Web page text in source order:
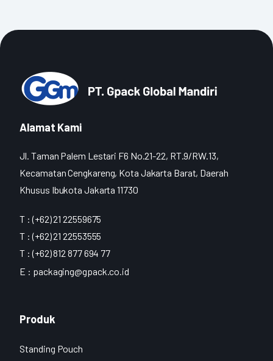
Alamat Kami
Jl. Taman Palem Lestari F6 No.21-22, RT.9/RW.13,
Kecamatan Cengkareng, Kota Jakarta Barat, Daerah
Khusus Ibukota Jakarta 11730
T : (+62) 21 22559675
T : (+62) 21 22553555
T : (+62) 812 877 694 77
E : packaging@gpack.co.id
Produk
Standing Pouch